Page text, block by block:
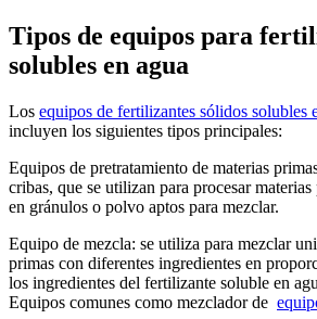
Tipos de equipos para
solubles en agua
Los equipos de fertilizantes sólidos solubles
incluyen los siguientes tipos principales:
Equipos de pretratamiento de materias
cribas, que se utilizan para procesar
en gránulos o polvo aptos para mezclar.
Equipo de mezcla: se utiliza para mezclar
primas con diferentes ingredientes en
los ingredientes del fertilizante soluble en
Equipos comunes como mezclador de